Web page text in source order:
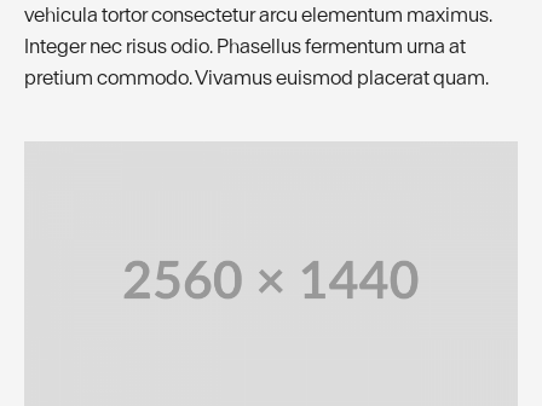
vehicula tortor consectetur arcu elementum maximus.
Integer nec risus odio. Phasellus fermentum urna at
pretium commodo. Vivamus euismod placerat quam.